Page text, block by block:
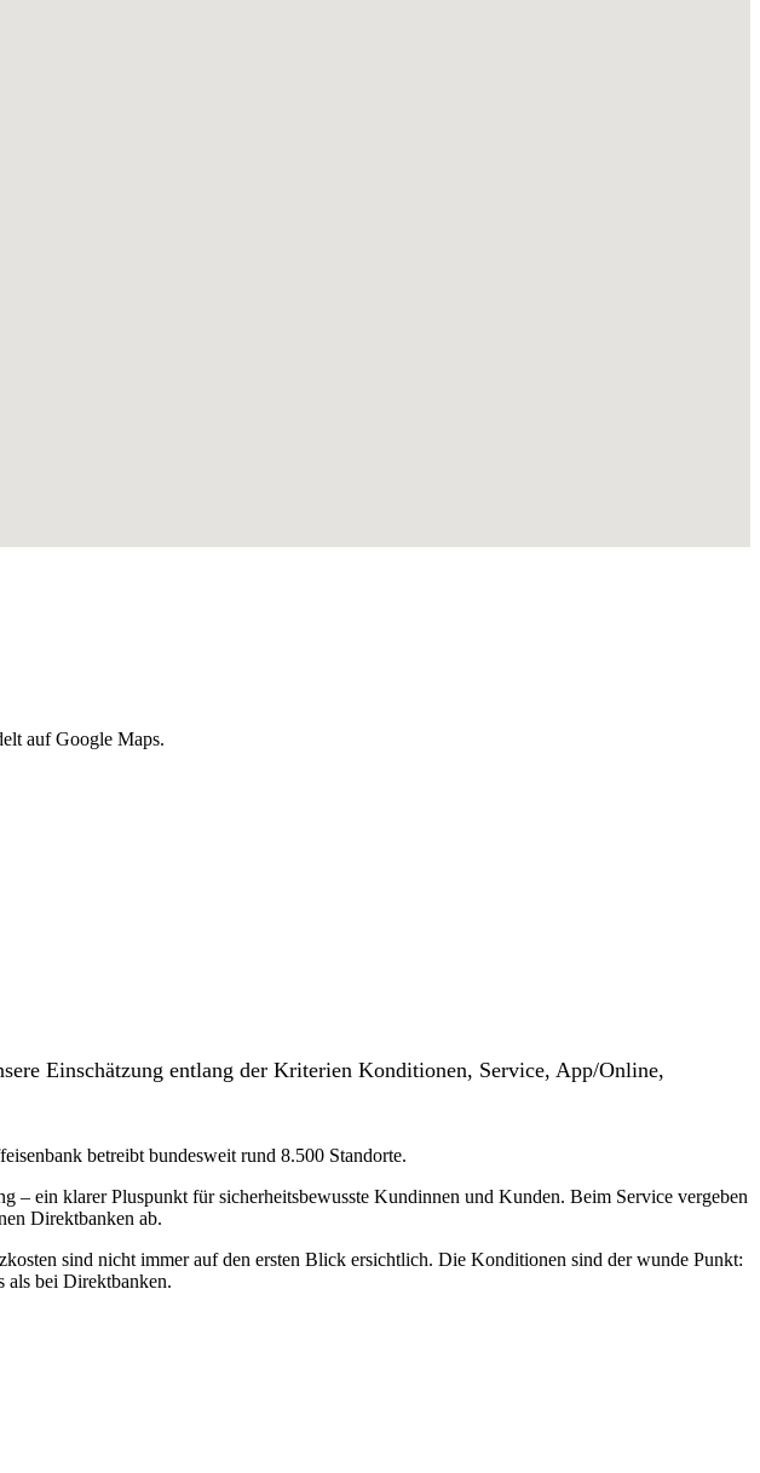
auf Google Maps.
Einschätzung entlang der Kriterien Konditionen, Service, App/Online,
betreibt bundesweit rund 8.500 Standorte.
– ein klarer Pluspunkt für sicherheitsbewusste Kundinnen und Kunden. Beim Service vergeben
Direktbanken ab.
sind nicht immer auf den ersten Blick ersichtlich. Die Konditionen sind der wunde Punkt:
als bei Direktbanken.